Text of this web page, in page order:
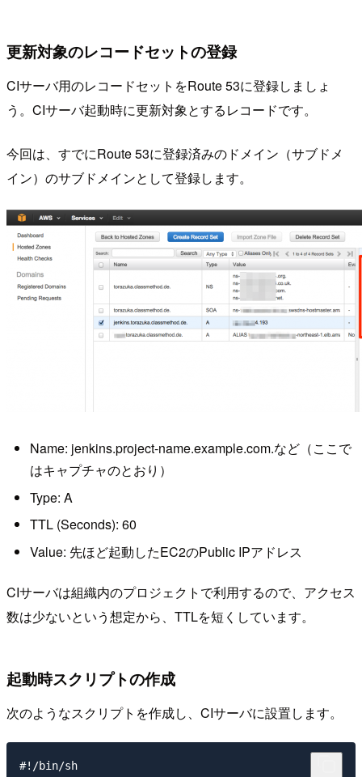
更新対象のレコードセットの登録
CIサーバ用のレコードセットをRoute 53に登録しましょ
う。CIサーバ起動時に更新対象とするレコードです。
今回は、すでにRoute 53に登録済みのドメイン（サブドメ
イン）のサブドメインとして登録します。
Name: jenkins.project-name.example.com.など（ここで
はキャプチャのとおり）
Type: A
TTL (Seconds): 60
Value: 先ほど起動したEC2のPublic IPアドレス
CIサーバは組織内のプロジェクトで利用するので、アクセス
数は少ないという想定から、TTLを短くしています。
起動時スクリプトの作成
次のようなスクリプトを作成し、CIサーバに設置します。
#!/bin/sh